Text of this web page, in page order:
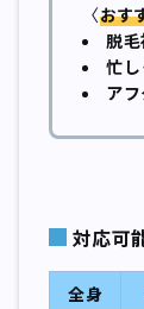
〈おす
脱
忙
ア
対応可
全身